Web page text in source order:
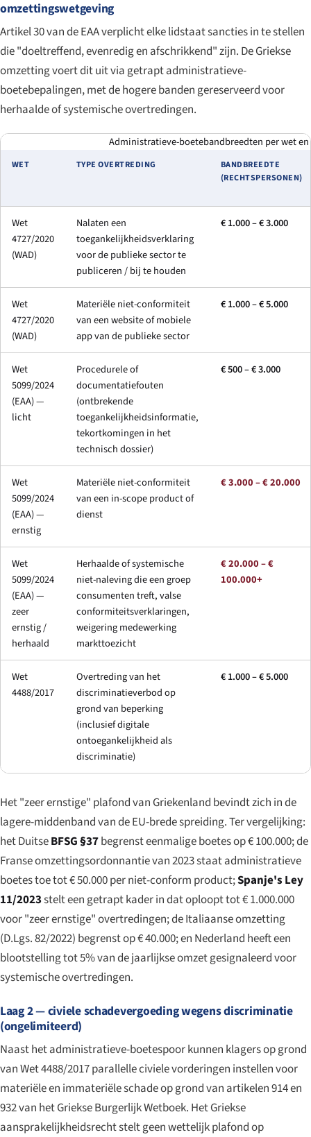
omzettingswetgeving
Artikel 30 van de EAA verplicht elke lidstaat sancties in te stellen
die "doeltreffend, evenredig en afschrikkend" zijn. De Griekse
omzetting voert dit uit via getrapt administratieve-
boetebepalingen, met de hogere banden gereserveerd voor
herhaalde of systemische overtredingen.
Administratieve-boetebandbreedten per wet en
WET TYPE OVERTREDING
BANDBREEDTE
(RECHTSPERSONEN)
Wet
4727/2020
(WAD)
Nalaten een
toegankelijkheidsverklaring
voor de publieke sector te
publiceren / bij te houden
€ 1.000 – € 3.000
Wet
4727/2020
(WAD)
Materiële niet-conformiteit
van een website of mobiele
app van de publieke sector
€ 1.000 – € 5.000
Wet
5099/2024
(EAA) —
licht
Procedurele of
documentatiefouten
(ontbrekende
toegankelijkheidsinformatie,
tekortkomingen in het
technisch dossier)
€ 500 – € 3.000
Wet
5099/2024
(EAA) —
ernstig
Materiële niet-conformiteit
van een in-scope product of
dienst
€ 3.000 – € 20.000
Wet
5099/2024
(EAA) —
zeer
ernstig /
herhaald
Herhaalde of systemische
niet-naleving die een groep
consumenten treft, valse
conformiteitsverklaringen,
weigering medewerking
markttoezicht
€ 20.000 – €
100.000+
Wet
4488/2017
Overtreding van het
discriminatieverbod op
grond van beperking
(inclusief digitale
ontoegankelijkheid als
discriminatie)
€ 1.000 – € 5.000
Het "zeer ernstige" plafond van Griekenland bevindt zich in de
lagere-middenband van de EU-brede spreiding. Ter vergelijking:
het DuitseBFSG §37begrenst eenmalige boetes op € 100.000; de
Franse omzettingsordonnantie van 2023 staat administratieve
boetes toe tot € 50.000 per niet-conform product;Spanje's Ley
11/2023stelt een getrapt kader in dat oploopt tot € 1.000.000
voor "zeer ernstige" overtredingen; de Italiaanse omzetting
(D.Lgs. 82/2022) begrenst op € 40.000; en Nederland heeft een
blootstelling tot 5% van de jaarlijkse omzet gesignaleerd voor
systemische overtredingen.
Laag 2 — civiele schadevergoeding wegens discriminatie
(ongelimiteerd)
Naast het administratieve-boetespoor kunnen klagers op grond
van Wet 4488/2017 parallelle civiele vorderingen instellen voor
materiële en immateriële schade op grond van artikelen 914 en
932 van het Griekse Burgerlijk Wetboek. Het Griekse
aansprakelijkheidsrecht stelt geen wettelijk plafond op